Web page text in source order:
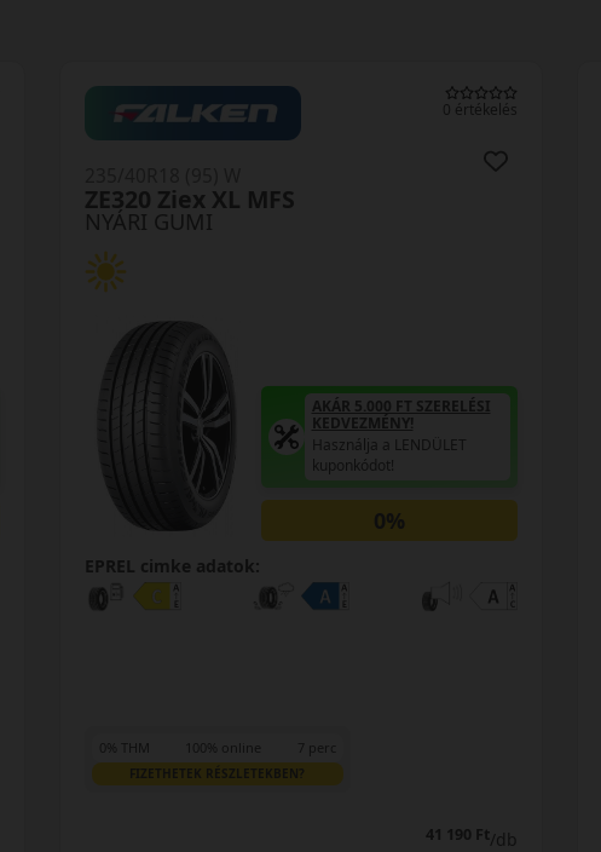
0 értékelés
NYÁRI GUMI
Ultra ARZ 5 XL rp
AKÁR 5.000 FT SZERELÉSI
KEDVEZMÉNY!
Használja a LENDÜLET
kuponkódot!
0%
EPREL cimke adatok:
0% THM 100% online 7 perc
FIZETHETEK RÉSZLETEKBEN?
24 890 Ft/db